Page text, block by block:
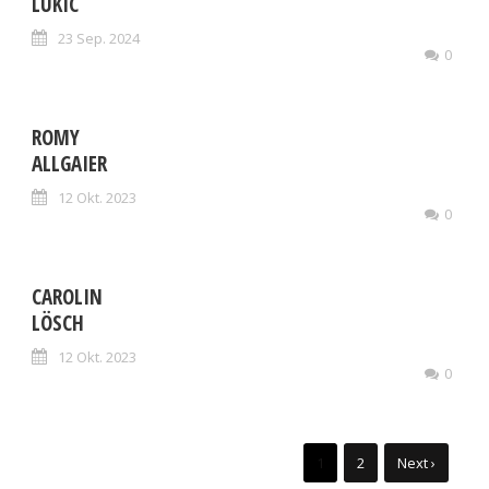
23 Sep. 2024
0
ROMY
ALLGAIER
12 Okt. 2023
0
CAROLIN
LÖSCH
12 Okt. 2023
0
2 Next ›